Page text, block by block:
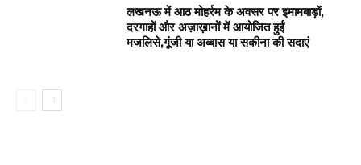
लखनऊ में आठ मोहर्रम के अवसर पर इमामबाड़ों,
दरगाहों और अज़ाख़ानों में आयोजित हुईं
मजलिसे,गूंजी या अब्बास या सकीना की सदाएं